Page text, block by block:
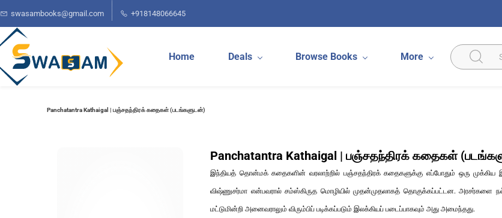
main
content
swasambooks@gmail.com +918148066645
Home Deals Browse Books More
Panchatantra Kathaigal | பஞ்சதந்திரக் கதைகள் (படங்களுடன்)
Panchatantra Kathaigal | பஞ்சதந்திரக் கதைகள்
இந்தியத் தொன்மக் கதைகளின் வரலாற்றில் பஞ்சதந்திரக் கதைகளுக்கு எப்போதும் ஒரு
விஷ்ணுசர்மா என்பவரால் சம்ஸ்கிருத மொழியில் முதன்முதலாகத் தொகுக்கப்பட்டன. அரசர்களை
மட்டுமின்றி அனைவராலும் விரும்பிப் படிக்கப்படும் இலக்கியப் படைப்பாகவும் அது அமைந்தது.